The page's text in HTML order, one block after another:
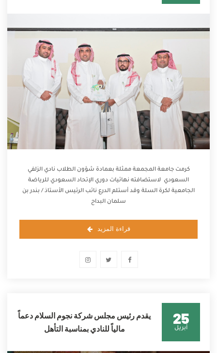
كرمت جامعة المجمعة ممثلة بعمادة شؤون الطلاب نادي الزلفي
السعودي لاستضافته نهائيات دوري الإتحاد السعودي للرياضة
الجامعية لكرة السلة وقد أستلم الدرع نائب الرئيس الأستاذ / بندر بن
سلمان البداح
قراءة المزيد
25
أبريل
يقدم رئيس مجلس شركة نجوم السلام دعماً
مالياً للنادي بمناسبة التأهل